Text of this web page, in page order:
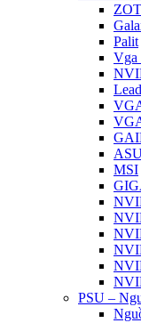
Palit
Vga
MSI
PSU –